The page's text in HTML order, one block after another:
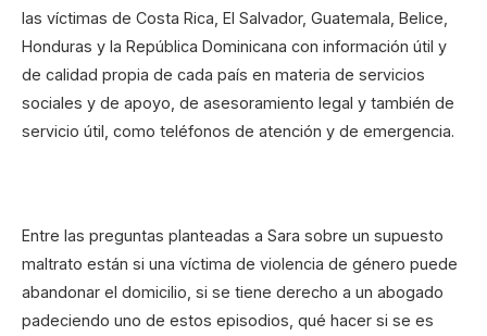
las víctimas de Costa Rica, El Salvador, Guatemala, Belice,
Honduras y la República Dominicana con información útil y
de calidad propia de cada país en materia de servicios
sociales y de apoyo, de asesoramiento legal y también de
servicio útil, como teléfonos de atención y de emergencia.
Entre las preguntas planteadas a Sara sobre un supuesto
maltrato están si una víctima de violencia de género puede
abandonar el domicilio, si se tiene derecho a un abogado
padeciendo uno de estos episodios, qué hacer si se es